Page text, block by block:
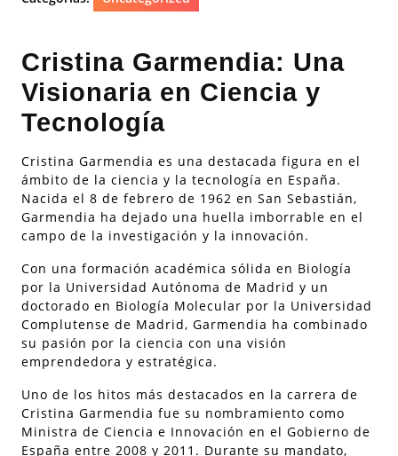
Cristina Garmendia: Una
Visionaria en Ciencia y
Tecnología
Cristina Garmendia es una destacada figura en el
ámbito de la ciencia y la tecnología en España.
Nacida el 8 de febrero de 1962 en San Sebastián,
Garmendia ha dejado una huella imborrable en el
campo de la investigación y la innovación.
Con una formación académica sólida en Biología
por la Universidad Autónoma de Madrid y un
doctorado en Biología Molecular por la Universidad
Complutense de Madrid, Garmendia ha combinado
su pasión por la ciencia con una visión
emprendedora y estratégica.
Uno de los hitos más destacados en la carrera de
Cristina Garmendia fue su nombramiento como
Ministra de Ciencia e Innovación en el Gobierno de
España entre 2008 y 2011. Durante su mandato,